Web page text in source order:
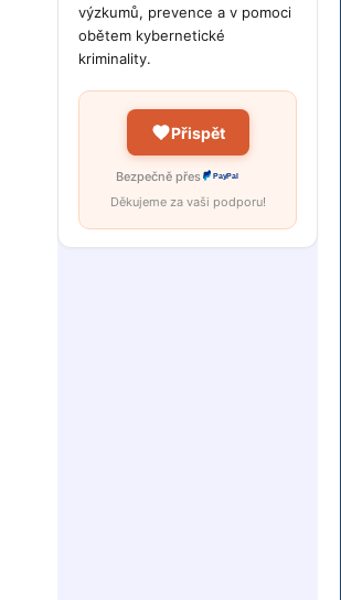
výzkumů, prevence a v pomoci
obětem kybernetické
kriminality.
Přispět
Bezpečně přes PayPal
Děkujeme za vaši podporu!